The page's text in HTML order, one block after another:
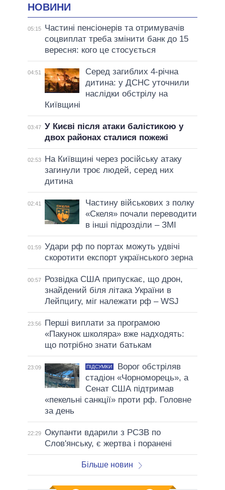
НОВИНИ
05:15
Частині пенсіонерів та отримувачів
соцвиплат треба змінити банк до 15
вересня: кого це стосується
04:51
Серед загиблих 4-річна
дитина: у ДСНС уточнили
наслідки обстрілу на
Київщині
03:47 У Києві після атаки балістикою у
двох районах сталися пожежі
02:53
На Київщині через російську атаку
загинули троє людей, серед них
дитина
02:41
Частину військових з полку
«Скеля» почали переводити
в інші підрозділи – ЗМІ
01:59 Удари рф по портах можуть удвічі
скоротити експорт українського зерна
00:57
Розвідка США припускає, що дрон,
знайдений біля літака України в
Лейпцигу, міг належати рф – WSJ
23:56
Перші виплати за програмою
«Пакунок школяра» вже надходять:
що потрібно знати батькам
23:09 ПІДСУМКИ
Ворог обстріляв
стадіон «Чорноморець», а
Сенат США підтримав
«пекельні санкції» проти рф. Головне
за день
22:29 Окупанти вдарили з РСЗВ по
Слов'янську, є жертва і поранені
Більше новин